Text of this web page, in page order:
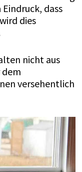
dass
dies
nicht aus
versehentlich